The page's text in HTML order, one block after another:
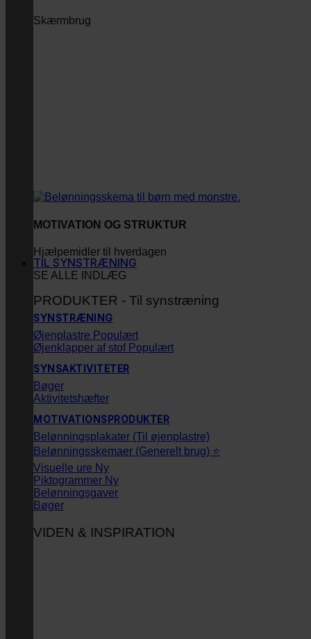
Skærmbrug
MOTIVATION OG STRUKTUR
Hjælpemidler til hverdagen
SE ALLE INDLÆG
TIL SYNSTRÆNING
PRODUKTER - Til synstræning
SYNSTRÆNING
Øjenplastre
Øjenklapper af stof
SYNSAKTIVITETER
Bøger
Aktivitetshæfter
MOTIVATIONSPRODUKTER
Belønningsplakater (Til øjenplastre)
Belønningsskemaer (Generelt brug) ⭐
Visuelle ure
Piktogrammer
Belønningsgaver
Bøger
VIDEN & INSPIRATION